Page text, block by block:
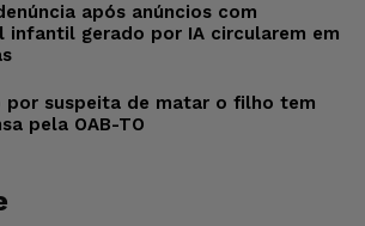
após anúncios com
infantil gerado por IA circularem em
por suspeita de matar o filho tem
pela OAB-TO